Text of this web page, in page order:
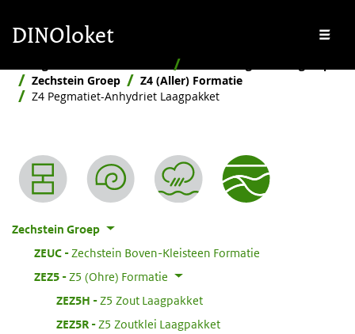
DINOloket
Zechstein Groep
Z4 (Aller) Formatie
Z4 Pegmatiet-Anhydriet Laagpakket
Nomenclator menu
Zechstein Groep
ZEUC:
Zechstein Boven-Kleisteen Formatie
ZEZ5:
Z5 (Ohre) Formatie
ZEZ5H
Z5 Zout Laagpakket
ZEZ5R:
Z5 Zoutklei Laagpakket